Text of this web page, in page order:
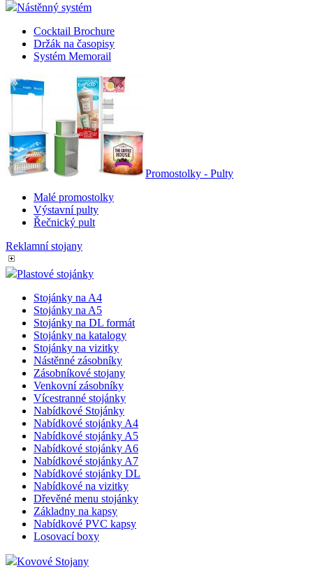
Nástěnný systém
Cocktail Brochure
Držák na časopisy
Systém Memorail
Promostolky - Pulty
Malé promostolky
Výstavní pulty
Řečnický pult
Reklamní stojany
Plastové stojánky
Stojánky na A4
Stojánky na A5
Stojánky na DL formát
Stojánky na katalogy
Stojánky na vizitky
Nástěnné zásobníky
Zásobníkové stojany
Venkovní zásobníky
Vícestranné stojánky
Nabídkové Stojánky
Nabídkové stojánky A4
Nabídkové stojánky A5
Nabídkové stojánky A6
Nabídkové stojánky A7
Nabídkové stojánky DL
Nabídkové na vizitky
Dřevěné menu stojánky
Základny na kapsy
Nabídkové PVC kapsy
Losovací boxy
Kovové Stojany